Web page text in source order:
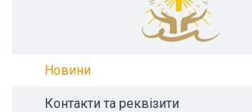
Новини
Контакти та реквізити